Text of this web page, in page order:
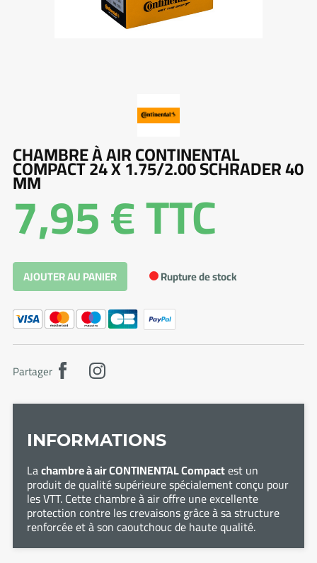
INFORMATIONS
Lachambre à air CONTINENTAL Compactest un
produit de qualité supérieure spécialement conçu pour
les VTT. Cette chambre à air offre une excellente
protection contre les crevaisons grâce à sa structure
renforcée et à son caoutchouc de haute qualité.
CHAMBRE À AIR CONTINENTAL
COMPACT 24 X 1.75/2.00 SCHRADER 40
MM
7,95 €TTC
AJOUTER AU PANIER Rupture de stock
Partager